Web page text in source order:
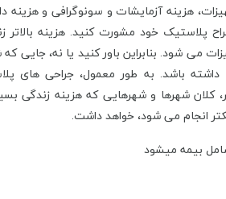
هزینه آزمایشات و سونوگرافی و هزینه
پلاستیک خود مشورت کنید. هزینه بالاتر
شود. بنابراین باور کنید یا نه، جایی که
باشد. به طور معمول، جراحی های
کلان شهرها و شهرهایی که هزینه زندگی
انجام می شود، خواهد داشت.